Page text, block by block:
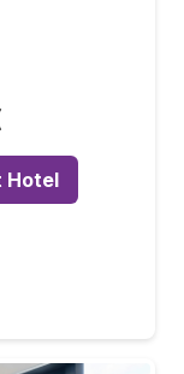
Hotel